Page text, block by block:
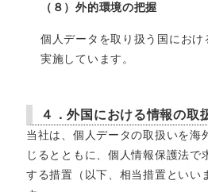
（８）外的環境の把握
個人データを取り扱う国にお
実施しています。
４．外国における情報の取
当社は、個人データの取扱いを海
じるとともに、個人情報保護法
する措置（以下、相当措置といい